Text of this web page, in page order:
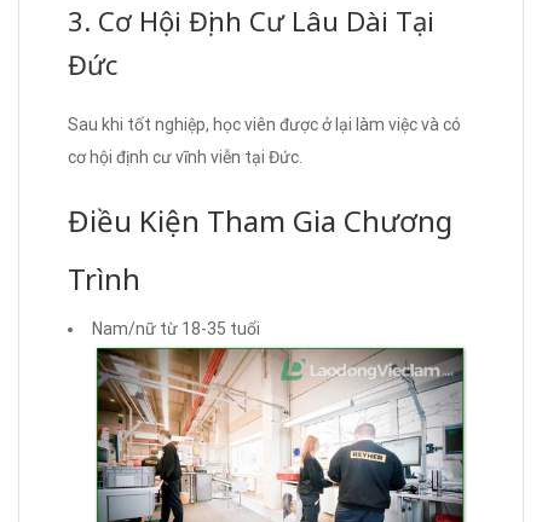
3. Cơ Hội Định Cư Lâu Dài Tại
Đức
Sau khi tốt nghiệp, học viên được ở lại làm việc và có
cơ hội định cư vĩnh viễn tại Đức.
Điều Kiện Tham Gia Chương
Trình
Nam/nữ từ 18-35 tuổi